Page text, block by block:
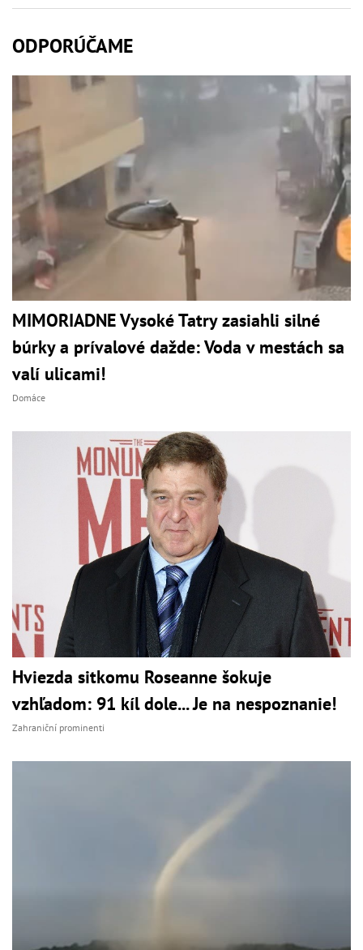
ODPORÚČAME
MIMORIADNE Vysoké Tatry zasiahli silné
búrky a prívalové dažde: Voda v mestách sa
valí ulicami!
Domáce
Hviezda sitkomu Roseanne šokuje
vzhľadom: 91 kíl dole... Je na nespoznanie!
Zahraniční prominenti